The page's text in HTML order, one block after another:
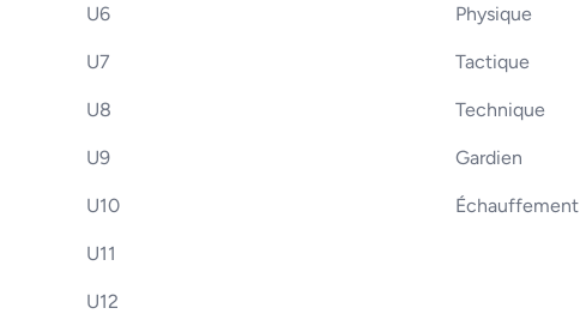
U6
U7
U8
U9
U10
U11
U12
Physique
Tactique
Technique
Gardien
Échauffement